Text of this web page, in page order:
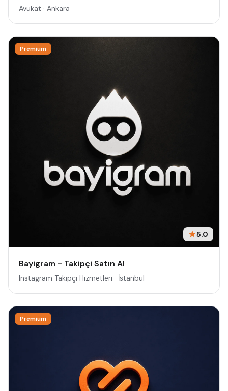
Avukat · Ankara
Premium
5.0
Bayigram - Takipçi Satın Al
Instagram Takipçi Hizmetleri · İstanbul
Premium